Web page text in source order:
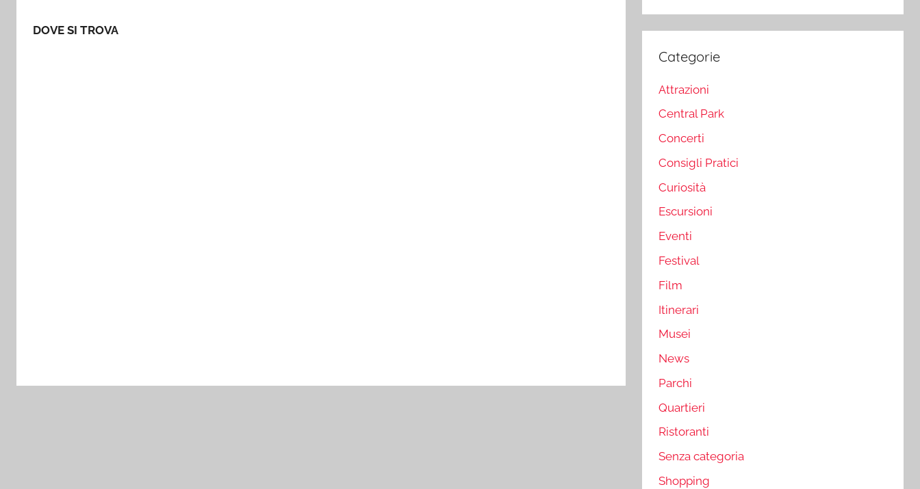
DOVE SI TROVA
Categorie
Attrazioni
Central Park
Concerti
Consigli Pratici
Curiosità
Escursioni
Eventi
Festival
Film
Itinerari
Musei
News
Parchi
Quartieri
Ristoranti
Senza categoria
Shopping